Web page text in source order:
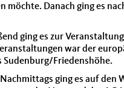
Danach ging es
ging es zur
war der
Sudenburg/Friedenshöhe.
ging es auf